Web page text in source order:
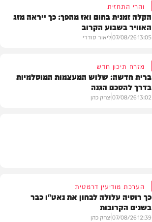
והרי התחזית
הקלה זמנית בחום ואז מהפך: כך ייראה מזג
האוויר בשבוע הקרוב
13:05
07/08/26ליאור סודרי
מזרח תיכון חדש
ברית חדשה: שלוש המעצמות המוסלמיות
בדרך להסכם הגנה
13:02
07/08/26יצחק כהן
הערכת מודיעין דרמטית
כך רוסיה עלולה לבחון את נאט"ו כבר
בשנים הקרובות
12:39
07/08/26יצחק כהן